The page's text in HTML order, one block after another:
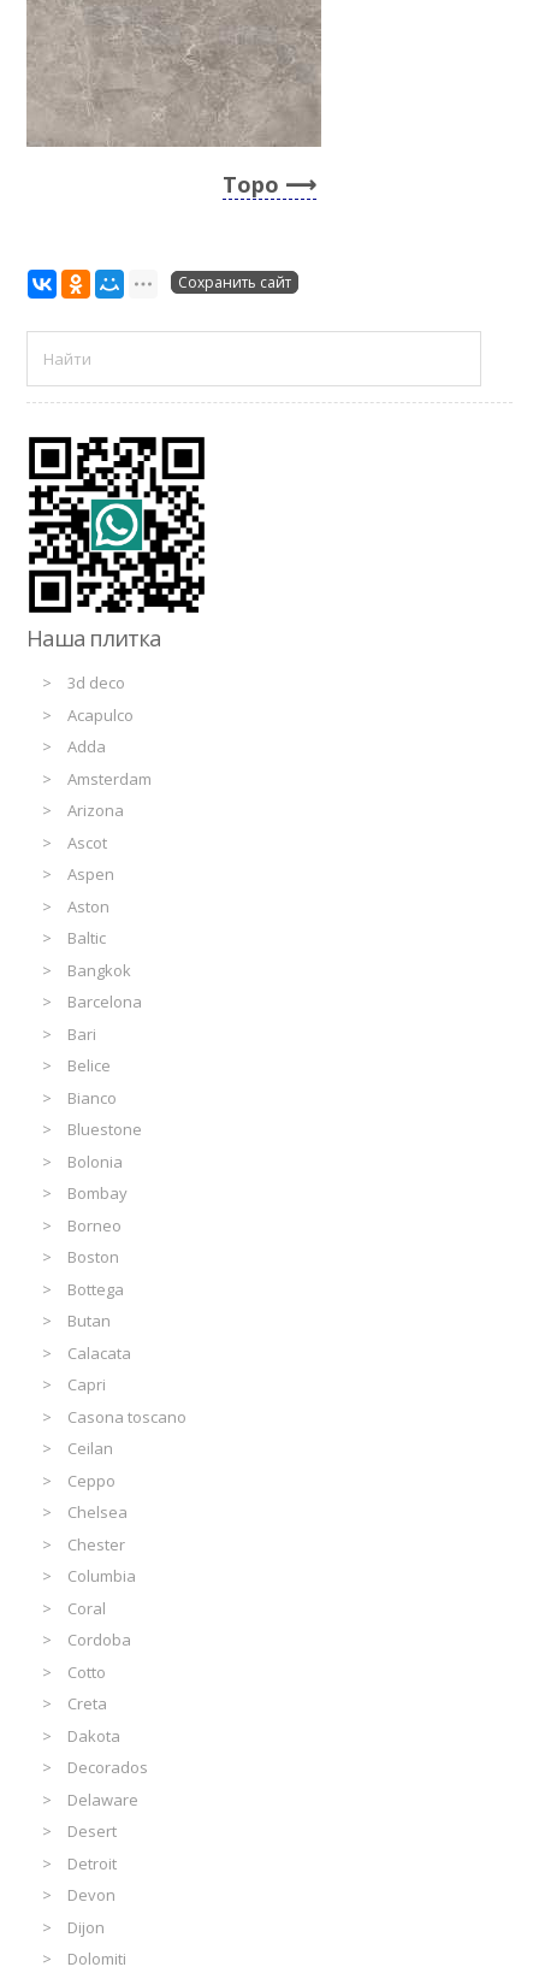
Topo
Сохранить сайт
Наша плитка
3d deco
Acapulco
Adda
Amsterdam
Arizona
Ascot
Aspen
Aston
Baltic
Bangkok
Barcelona
Bari
Belice
Bianco
Bluestone
Bolonia
Bombay
Borneo
Boston
Bottega
Butan
Calacata
Capri
Casona toscano
Ceilan
Ceppo
Chelsea
Chester
Columbia
Coral
Cordoba
Cotto
Creta
Dakota
Decorados
Delaware
Desert
Detroit
Devon
Dijon
Dolomiti